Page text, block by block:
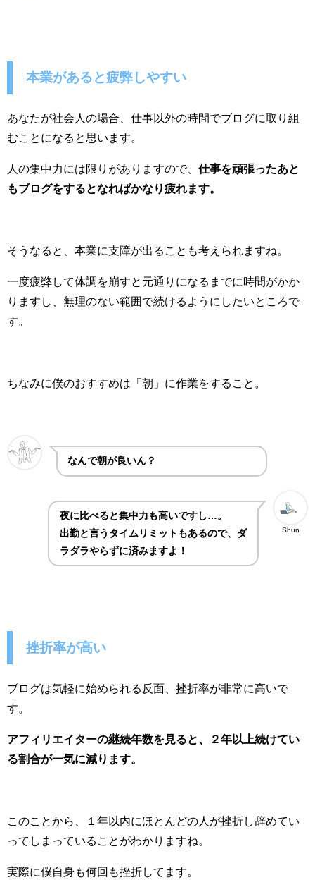
本業があると疲弊しやすい
あなたが社会人の場合、仕事以外の時間でブログに取り組
むことになると思います。
人の集中力には限りがありますので、 仕事を頑張ったあと
もブログをするとなればかなり疲れます。
そうなると、本業に支障が出ることも考えられますね。
一度疲弊して体調を崩すと元通りになるまでに時間がかか
りますし、無理のない範囲で続けるようにしたいところで
す。
ちなみに僕のおすすめは「朝」に作業をすること。
なんで朝が良いん？
Shun
夜に比べると集中力も高いですし…。
出勤と言うタイムリミットもあるので、ダ
ラダラやらずに済みますよ！
挫折率が高い
ブログは気軽に始められる反面、挫折率が非常に高いで
す。
アフィリエイターの継続年数を見ると、２年以上続けてい
る割合が一気に減ります。
このことから、１年以内にほとんどの人が挫折し辞めてい
ってしまっていることがわかりますね。
実際に僕自身も何回も挫折してます。